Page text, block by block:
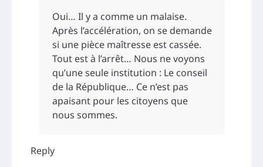
Oui… Il y a comme un malaise.
Après l’accélération, on se demande
si une pièce maîtresse est cassée.
Tout est à l’arrêt… Nous ne voyons
qu’une seule institution : Le conseil
de la République… Ce n’est pas
apaisant pour les citoyens que
nous sommes.
Reply